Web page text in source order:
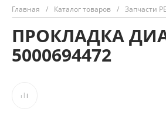
Главная / Каталог товаров / Запчасти
ПРОКЛАДКА
5000694472